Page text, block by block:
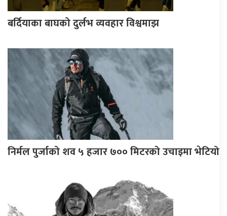
बर्दियाका बाघको दुर्लभ व्यवहार विश्वमाझ
निर्मल पुर्जाको शव ५ हजार ७०० मिटरको उचाइमा भेटियो